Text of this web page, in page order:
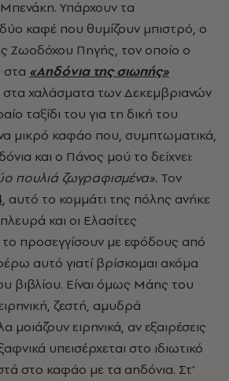
Υπάρχουν τα
καφέ που θυμίζουν μπιστρό, ο
Ζωοδόχου Πηγής, τον οποίο ο
στα «Αηδόνια της σιωπής»
στα χαλάσματα των Δεκεμβριανών
ταξίδι του για τη δική του
μικρό καφάο που, συμπτωματικά,
και ο Πάνος μού το δείχνει:
πουλιά ζωγραφισμένα». Τον
, αυτό το κομμάτι της πόλης ανήκε
και οι Ελασίτες
προσεγγίσουν με εφόδους από
αυτό γιατί βρίσκομαι ακόμα
βιβλίου. Είναι όμως Μάης του
ζεστή, αμυδρά
μοιάζουν ειρηνικά, αν εξαιρέσεις
υπεισέρχεται στο ιδιωτικό
στο καφάο με τα αηδόνια. Στ’